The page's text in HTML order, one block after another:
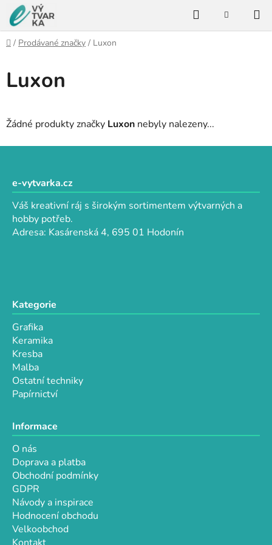
Přejít
na
obsah
HledatNÁKUPNÍ
Domů
/ Prodávané značky / Luxon
Luxon
Žádné produkty značky Luxon nebyly nalezeny...
e-vytvarka.cz
Váš kreativní ráj s širokým sortimentem výtvarných a
hobby potřeb.
Adresa: Kasárenská 4, 695 01 Hodonín
Kategorie
Grafika
Keramika
Kresba
Malba
Ostatní techniky
Papírnictví
Informace
O nás
Doprava a platba
Obchodní podmínky
GDPR
Návody a inspirace
Hodnocení obchodu
Velkoobchod